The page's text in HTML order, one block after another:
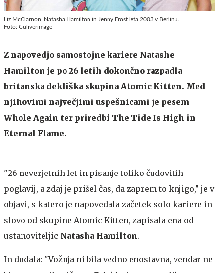
Liz McClarnon, Natasha Hamilton in Jenny Frost leta 2003 v Berlinu.
Foto: Guliverimage
Z napovedjo samostojne kariere Natashe
Hamilton je po 26 letih dokončno razpadla
britanska dekliška skupina Atomic Kitten. Med
njihovimi največjimi uspešnicami je pesem
Whole Again ter priredbi The Tide Is High in
Eternal Flame.
"26 neverjetnih let in pisanje toliko čudovitih
poglavij, a zdaj je prišel čas, da zaprem to knjigo," je v
objavi, s katero je napovedala začetek solo kariere in
slovo od skupine Atomic Kitten, zapisala ena od
ustanoviteljic Natasha Hamilton.
In dodala: "Vožnja ni bila vedno enostavna, vendar ne